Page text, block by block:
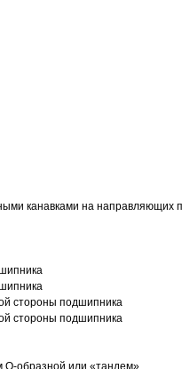
канавками на направляющих
стороны подшипника
стороны подшипника
О-образной или «тандем»